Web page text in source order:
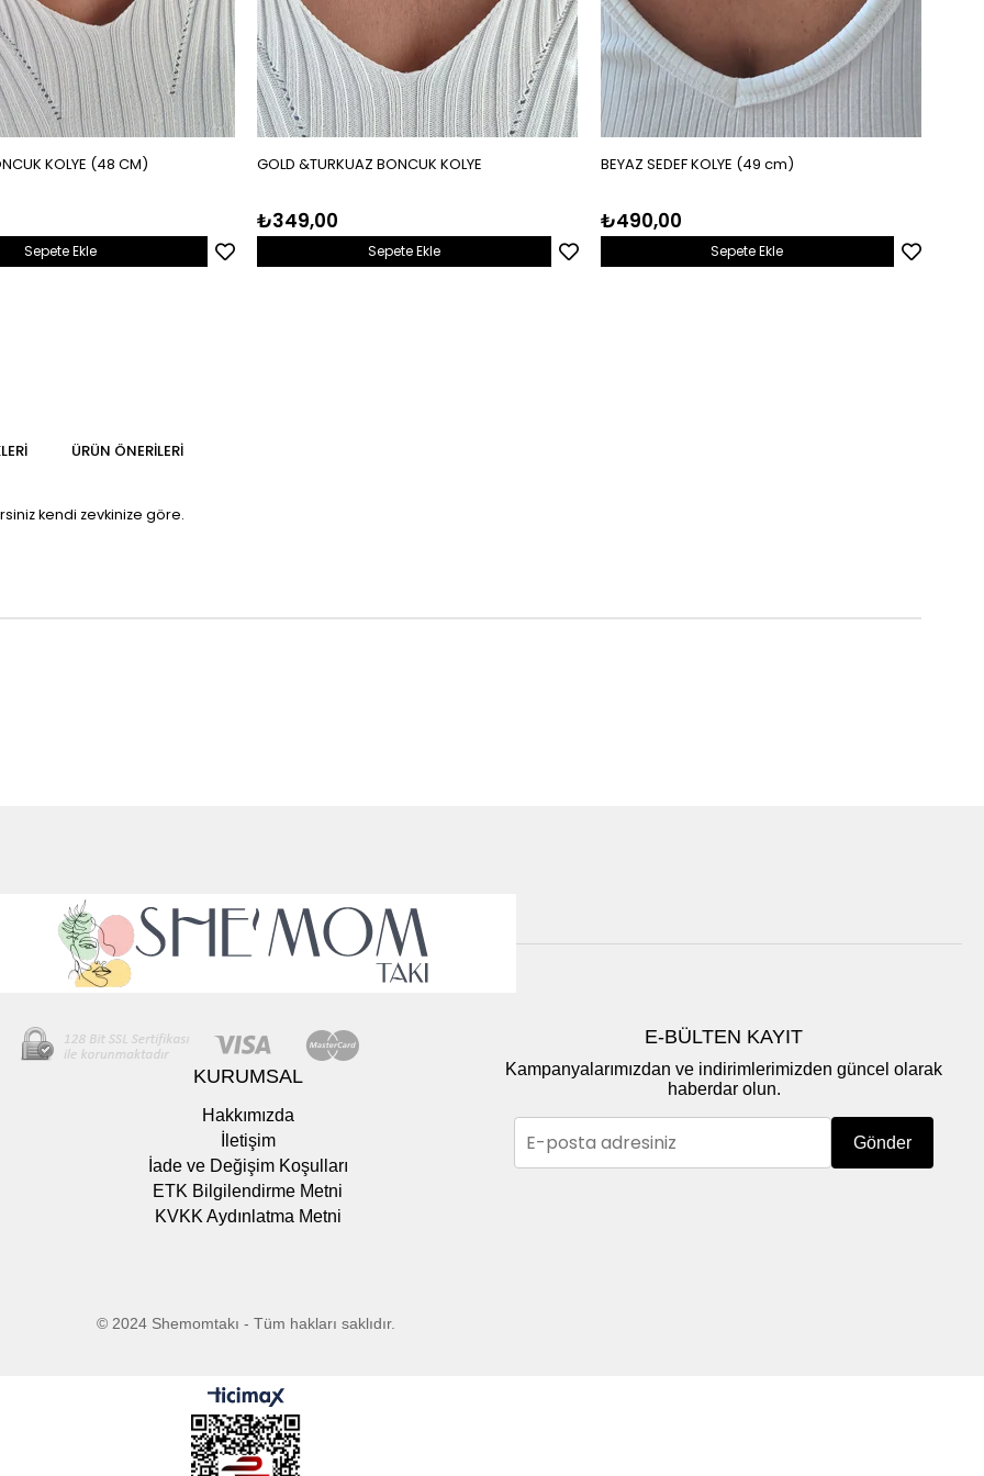
KOLYE (48 CM)
Sepete Ekle
GOLD &TURKUAZ BONCUK KOLYE
₺349,00
Sepete Ekle
BEYAZ SEDEF KOLYE (49 cm)
₺490,00
Sepete Ekle
ÜRÜN ÖNERILERI
kendi zevkinize göre.
KURUMSAL
Hakkımızda
İletişim
İade ve Değişim Koşulları
ETK Bilgilendirme Metni
KVKK Aydınlatma Metni
E-BÜLTEN KAYIT
Kampanyalarımızdan ve indirimlerimizden güncel olarak
haberdar olun.
Gönder
© 2024 Shemomtakı - Tüm hakları saklıdır.